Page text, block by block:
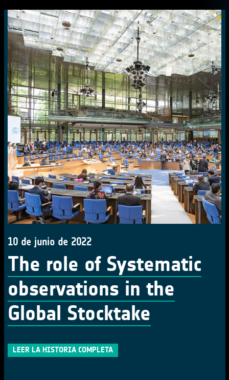
10 de junio de 2022
The role of Systematic
observations in the
Global Stocktake
LEER LA HISTORIA COMPLETA